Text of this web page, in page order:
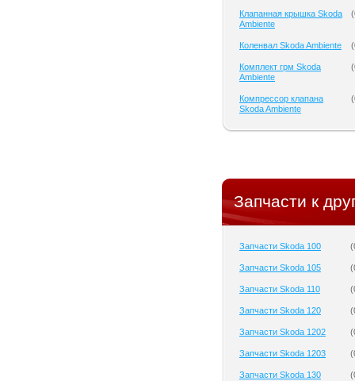
Клапанная крышка Skoda
Ambiente
(
Коленвал Skoda Ambiente (
Комплект грм Skoda
Ambiente
(
Компрессор клапана
Skoda Ambiente
(
Запчасти к
Запчасти Skoda 100 (
Запчасти Skoda 105 (
Запчасти Skoda 110 (
Запчасти Skoda 120 (
Запчасти Skoda 1202 (
Запчасти Skoda 1203 (
Запчасти Skoda 130 (